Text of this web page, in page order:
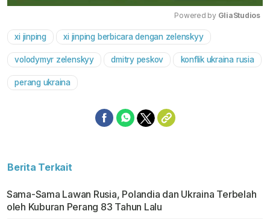
Powered by GliaStudios
xi jinping xi jinping berbicara dengan zelenskyy
volodymyr zelenskyy dmitry peskov konflik ukraina rusia
perang ukraina
Berita Terkait
Sama-Sama Lawan Rusia, Polandia dan Ukraina Terbelah
oleh Kuburan Perang 83 Tahun Lalu